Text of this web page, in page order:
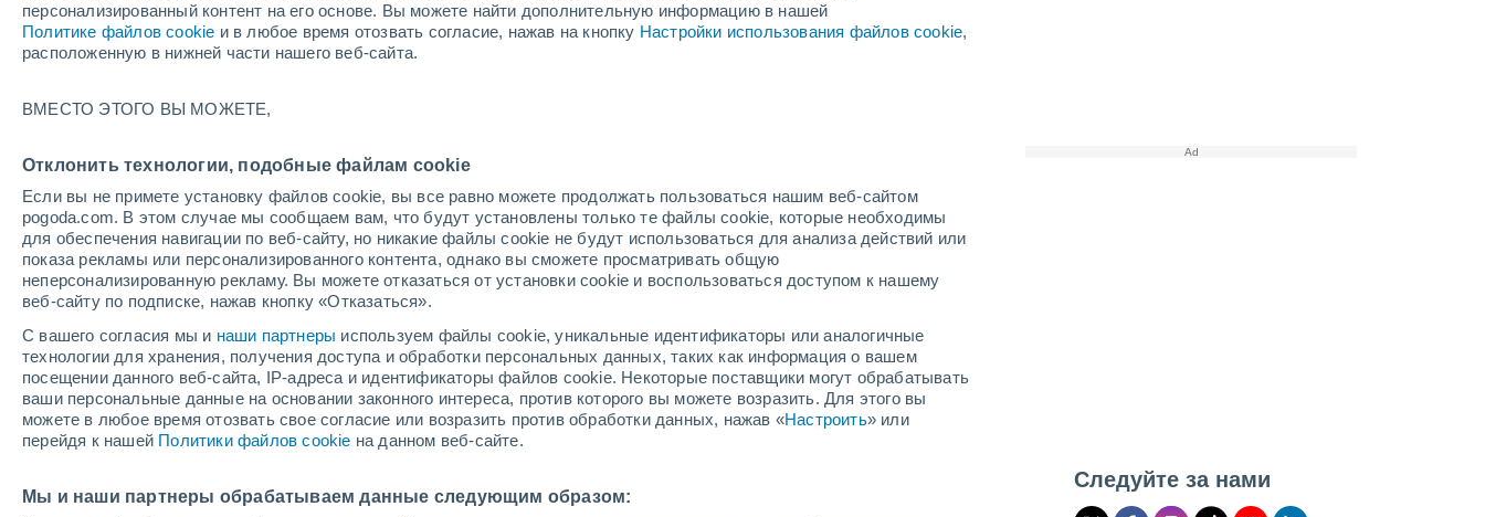
персонализированный контент на его основе. Вы можете найти дополнительную информацию в нашей
Политике файлов cookie и в любое время отозвать согласие, нажав на кнопку Настройки использования файлов cookie,
расположенную в нижней части нашего веб-сайта.
ВМЕСТО ЭТОГО ВЫ МОЖЕТЕ,
Отклонить технологии, подобные файлам cookie
Если вы не примете установку файлов cookie, вы все равно можете продолжать пользоваться нашим веб-сайтом
pogoda.com. В этом случае мы сообщаем вам, что будут установлены только те файлы cookie, которые необходимы
для обеспечения навигации по веб-сайту, но никакие файлы cookie не будут использоваться для анализа действий или
показа рекламы или персонализированного контента, однако вы сможете просматривать общую
неперсонализированную рекламу. Вы можете отказаться от установки cookie и воспользоваться доступом к нашему
веб-сайту по подписке, нажав кнопку «Отказаться».
С вашего согласия мы и наши партнеры используем файлы cookie, уникальные идентификаторы или аналогичные
технологии для хранения, получения доступа и обработки персональных данных, таких как информация о вашем
посещении данного веб-сайта, IP-адреса и идентификаторы файлов cookie. Некоторые поставщики могут обрабатывать
ваши персональные данные на основании законного интереса, против которого вы можете возразить. Для этого вы
можете в любое время отозвать свое согласие или возразить против обработки данных, нажав «Настроить» или
перейдя к нашей Политики файлов cookie на данном веб-сайте.
Мы и наши партнеры обрабатываем данные следующим образом:
Львов, Украина, охвачен штормом с
проливными дождями и сильным ветром
общественной инфраструктуры, а также временно приостановлена ​​работа нескольких трамвайных
Следуйте за нами